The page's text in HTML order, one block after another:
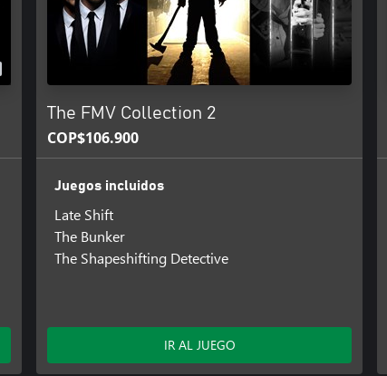
The FMV Collection 2
COP$106.900
Juegos incluidos
Late Shift
The Bunker
The Shapeshifting Detective
IR AL JUEGO